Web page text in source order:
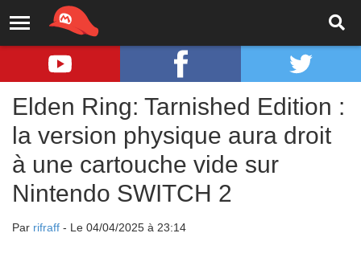
Elden Ring: Tarnished Edition :
la version physique aura droit
à une cartouche vide sur
Nintendo SWITCH 2
Par rifraff - Le 04/04/2025 à 23:14